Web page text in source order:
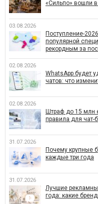
«Сильпо» вошли в
03.08.2026
Поступление-
популярной
рекордным за
02.08.2026
WhatsApp будет
чатов: что
02.08.2026
Штраф до 15 млн
правила для чат-
31.07.2026
Почему крупные
каждые три года
31.07.2026
Лучшие
года: какие